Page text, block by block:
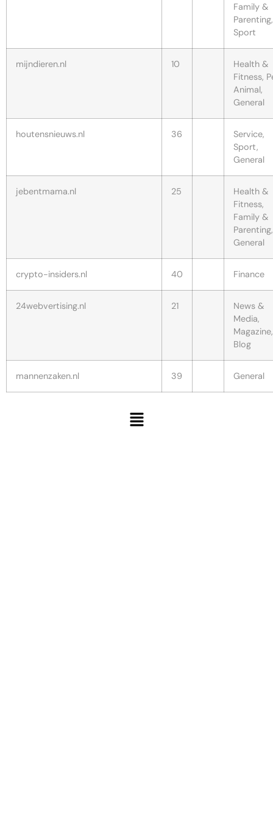
Family &
Parenting,
Sport
mijndieren.nl 10
Health &
Fitness,
Animal,
General
houtensnieuws.nl 36
Service,
Sport,
General
jebentmama.nl 25
Health &
Fitness,
Family &
Parenting,
General
crypto-insiders.nl 40 Finance
24webvertising.nl 21
News &
Media,
Magazine,
Blog
mannenzaken.nl 39 General